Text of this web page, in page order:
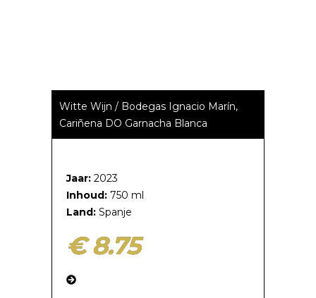
Witte Wijn / Bodegas Ignacio Marín,
Cariñena DO Garnacha Blanca
Jaar: 2023
Inhoud: 750 ml
Land: Spanje
€ 8.75